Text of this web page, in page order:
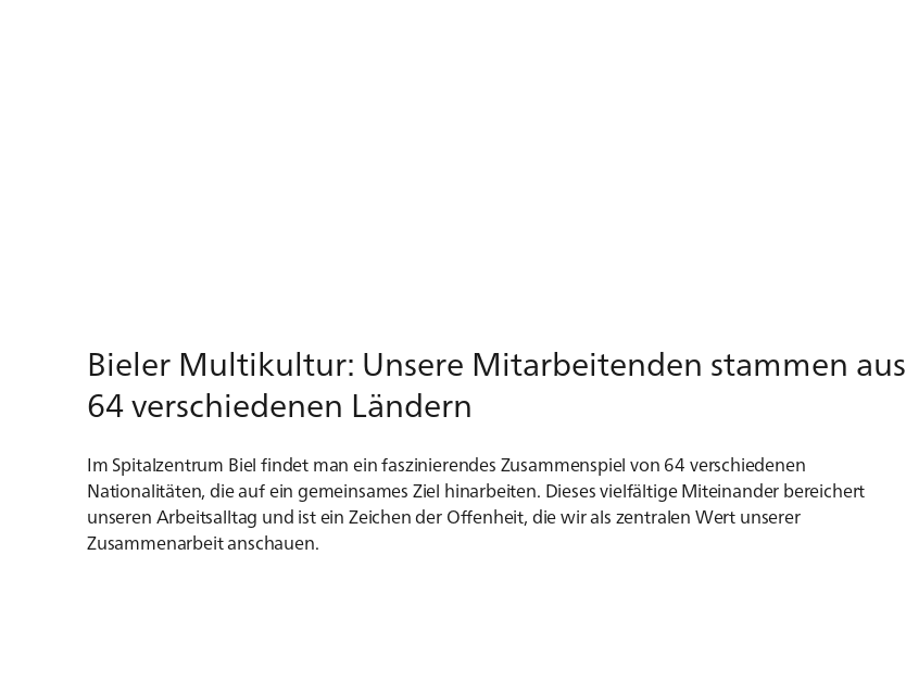
Bieler Multikultur: Unsere Mitarbeitenden stammen aus
64 verschiedenen Ländern
Im Spitalzentrum Biel findet man ein faszinierendes Zusammenspiel von 64 verschiedenen
Nationalitäten, die auf ein gemeinsames Ziel hinarbeiten. Dieses vielfältige Miteinander bereichert
unseren Arbeitsalltag und ist ein Zeichen der Offenheit, die wir als zentralen Wert unserer
Zusammenarbeit anschauen.